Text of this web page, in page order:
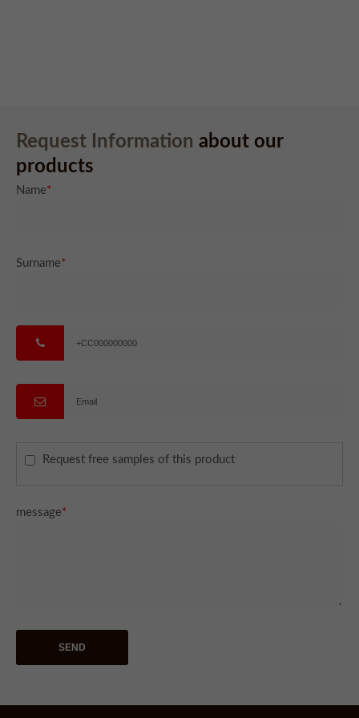
nascetur ridiculus mus. Donec quam felis, ultricies nec.
Request Information about our
products
Name*
Surname*
Request free samples of this product
message*
SEND